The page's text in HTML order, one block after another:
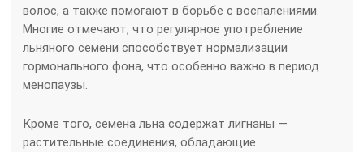
волос, а также помогают в борьбе с воспалениями.
Многие отмечают, что регулярное употребление
льняного семени способствует нормализации
гормонального фона, что особенно важно в период
менопаузы.
Кроме того, семена льна содержат лигнаны —
растительные соединения, обладающие